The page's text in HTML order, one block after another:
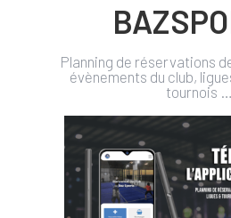
Planning de réservations
évènements du club,
tournois …